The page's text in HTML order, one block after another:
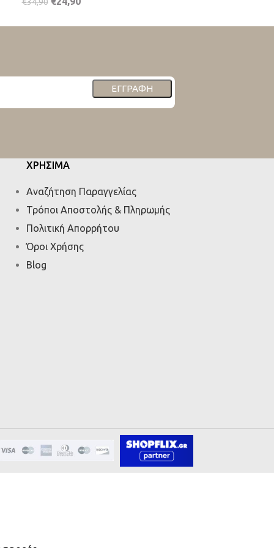
ΕΓΓΡΑΦΉ
ΧΡΗΣΙΜΑ
Αναζήτηση Παραγγελίας
Τρόποι Αποστολής & Πληρωμής
Πολιτική Απορρήτου
Όροι Χρήσης
Blog